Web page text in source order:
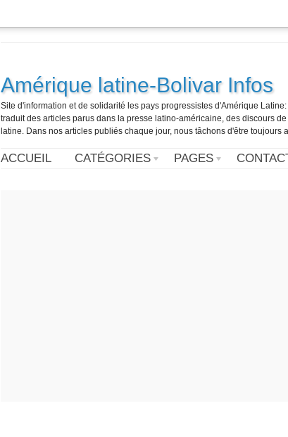
Amérique latine-Bolivar Infos
Site d'information et de solidarité les pays progressistes d'Amérique
traduit des articles parus dans la presse latino-américaine, des discours
latine. Dans nos articles publiés chaque jour, nous tâchons d'être toujours
ACCUEIL CATÉGORIES PAGES